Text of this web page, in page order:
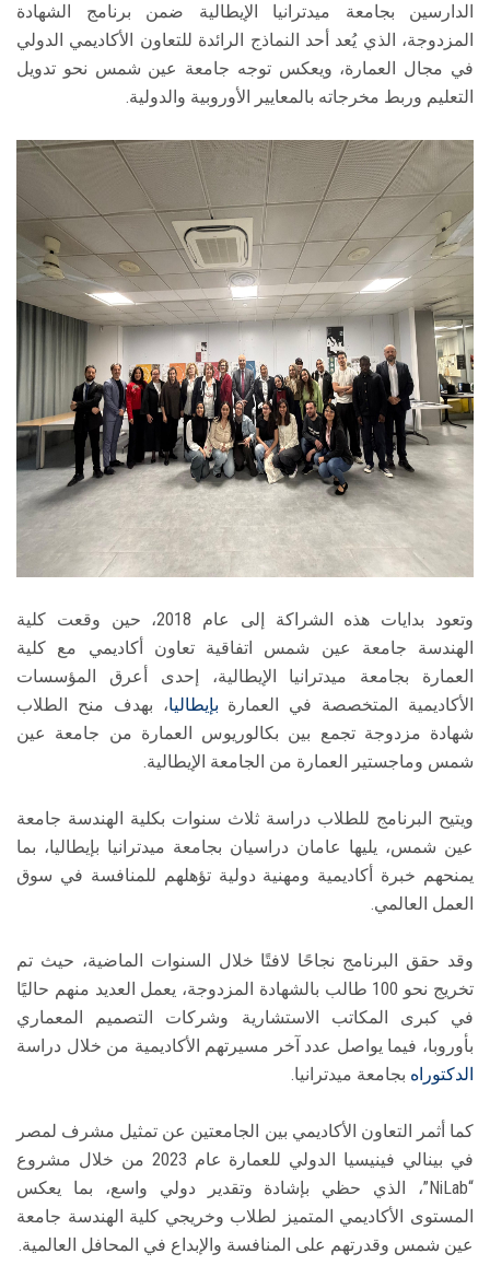
الدارسين بجامعة ميدترانيا الإيطالية ضمن برنامج الشهادة
المزدوجة، الذي يُعد أحد النماذج الرائدة للتعاون الأكاديمي الدولي
في مجال العمارة، ويعكس توجه جامعة عين شمس نحو تدويل
التعليم وربط مخرجاته بالمعايير الأوروبية والدولية.
وتعود بدايات هذه الشراكة إلى عام 2018، حين وقعت كلية
الهندسة جامعة عين شمس اتفاقية تعاون أكاديمي مع كلية
العمارة بجامعة ميدترانيا الإيطالية، إحدى أعرق المؤسسات
الأكاديمية المتخصصة في العمارة بإيطاليا، بهدف منح الطلاب
شهادة مزدوجة تجمع بين بكالوريوس العمارة من جامعة عين
شمس وماجستير العمارة من الجامعة الإيطالية.
ويتيح البرنامج للطلاب دراسة ثلاث سنوات بكلية الهندسة جامعة
عين شمس، يليها عامان دراسيان بجامعة ميدترانيا بإيطاليا، بما
يمنحهم خبرة أكاديمية ومهنية دولية تؤهلهم للمنافسة في سوق
العمل العالمي.
وقد حقق البرنامج نجاحًا لافتًا خلال السنوات الماضية، حيث تم
تخريج نحو 100 طالب بالشهادة المزدوجة، يعمل العديد منهم حاليًا
في كبرى المكاتب الاستشارية وشركات التصميم المعماري
بأوروبا، فيما يواصل عدد آخر مسيرتهم الأكاديمية من خلال دراسة
الدكتوراه بجامعة ميدترانيا.
كما أثمر التعاون الأكاديمي بين الجامعتين عن تمثيل مشرف لمصر
في بينالي فينيسيا الدولي للعمارة عام 2023 من خلال مشروع
“NiLab”، الذي حظي بإشادة وتقدير دولي واسع، بما يعكس
المستوى الأكاديمي المتميز لطلاب وخريجي كلية الهندسة جامعة
عين شمس وقدرتهم على المنافسة والإبداع في المحافل العالمية.